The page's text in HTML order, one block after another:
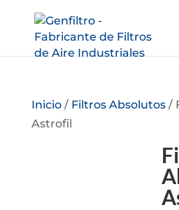
Inicio/ Filtros Absolutos/
Astrofil